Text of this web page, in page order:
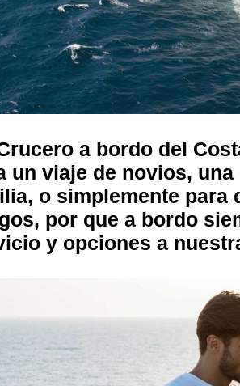
a bordo del
un viaje de novios,
o simplemente para
por que a bordo
y opciones a